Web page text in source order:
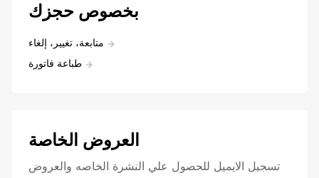
بخصوص حجزك
متابعة، تغيير، إلغاء
طباعة فاتورة
العروض الخاصة
تسجيل الايميل للحصول علي النشرة الخاصه والعروض